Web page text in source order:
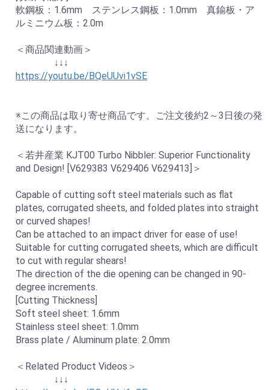
軟鋼板：1.6mm ステンレス鋼板：1.0mm 真鍮板・ア
ルミニウム板：2.0m
＜商品関連動画＞
↓↓↓
https://youtu.be/BQeUUvi1vSE
※この商品は取り寄せ商品です。ご注文後約2～3日後の発
送になります。
＜若井産業 KJT00 Turbo Nibbler: Superior Functionality
and Design! [V629383 V629406 V629413]＞
Capable of cutting soft steel materials such as flat
plates, corrugated sheets, and folded plates into straight
or curved shapes!
Can be attached to an impact driver for ease of use!
Suitable for cutting corrugated sheets, which are difficult
to cut with regular shears!
The direction of the die opening can be changed in 90-
degree increments.
[Cutting Thickness]
Soft steel sheet: 1.6mm
Stainless steel sheet: 1.0mm
Brass plate / Aluminum plate: 2.0mm
＜Related Product Videos＞
↓↓↓